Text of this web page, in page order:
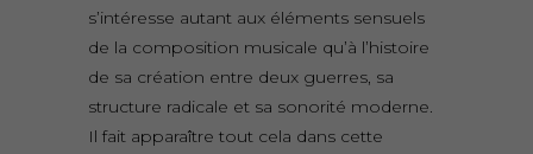
s’intéresse autant aux éléments sensuels
de la composition musicale qu’à l’histoire
de sa création entre deux guerres, sa
structure radicale et sa sonorité moderne.
Il fait apparaître tout cela dans cette